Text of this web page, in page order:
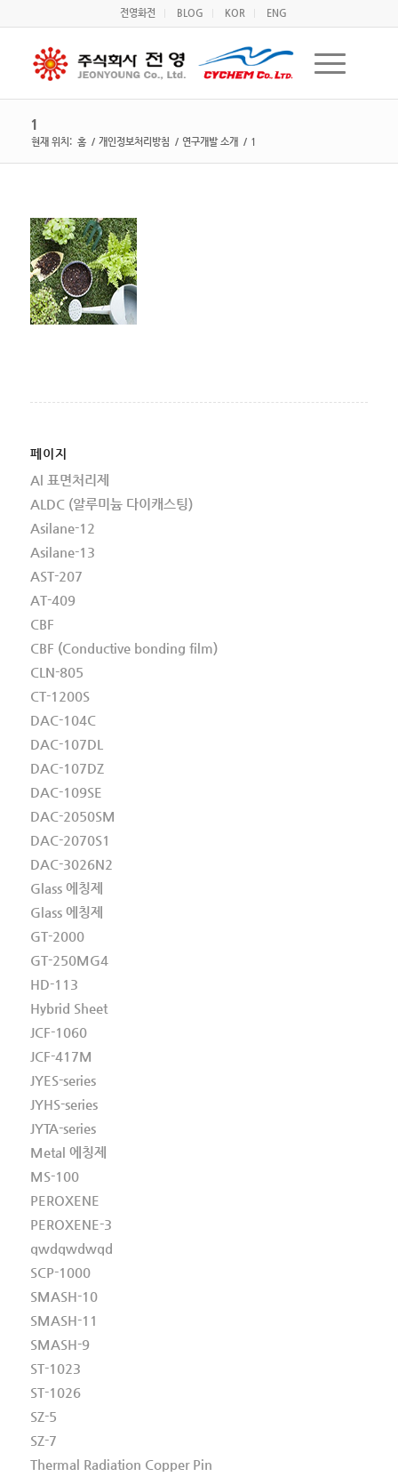
전영화전 BLOG KOR ENG
1
현재 위치: 홈 / 개인정보처리방침 / 연구개발 소개 / 1
페이지
Al 표면처리제
ALDC (알루미늄 다이캐스팅)
Asilane-12
Asilane-13
AST-207
AT-409
CBF
CBF (Conductive bonding film)
CLN-805
CT-1200S
DAC-104C
DAC-107DL
DAC-107DZ
DAC-109SE
DAC-2050SM
DAC-2070S1
DAC-3026N2
Glass 에칭제
Glass 에칭제
GT-2000
GT-250MG4
HD-113
Hybrid Sheet
JCF-1060
JCF-417M
JYES-series
JYHS-series
JYTA-series
Metal 에칭제
MS-100
PEROXENE
PEROXENE-3
qwdqwdwqd
SCP-1000
SMASH-10
SMASH-11
SMASH-9
ST-1023
ST-1026
SZ-5
SZ-7
Thermal Radiation Copper Pin